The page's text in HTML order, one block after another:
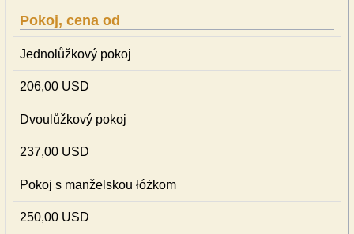
Pokoj, cena od
Jednolůžkový pokoj
206,00 USD
Dvoulůžkový pokoj
237,00 USD
Pokoj s manželskou łóżkom
250,00 USD